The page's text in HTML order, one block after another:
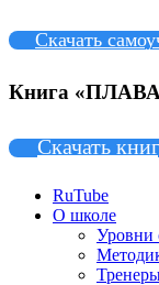
Скачать
Книга
Скачать
RuTube
О школе
Уровни